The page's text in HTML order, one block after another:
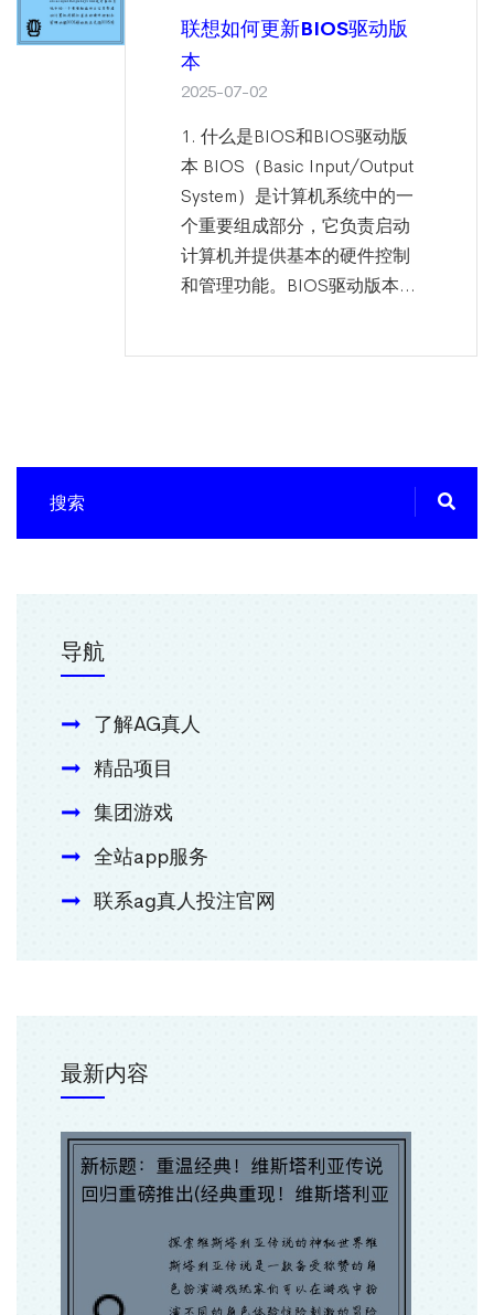
联想如何更新BIOS驱动版
本
2025-07-02
1. 什么是BIOS和BIOS驱动版
本 BIOS（Basic Input/Output
System）是计算机系统中的一
个重要组成部分，它负责启动
计算机并提供基本的硬件控制
和管理功能。BIOS驱动版本...
导航
了解AG真人
精品项目
集团游戏
全站app服务
联系ag真人投注官网
最新内容